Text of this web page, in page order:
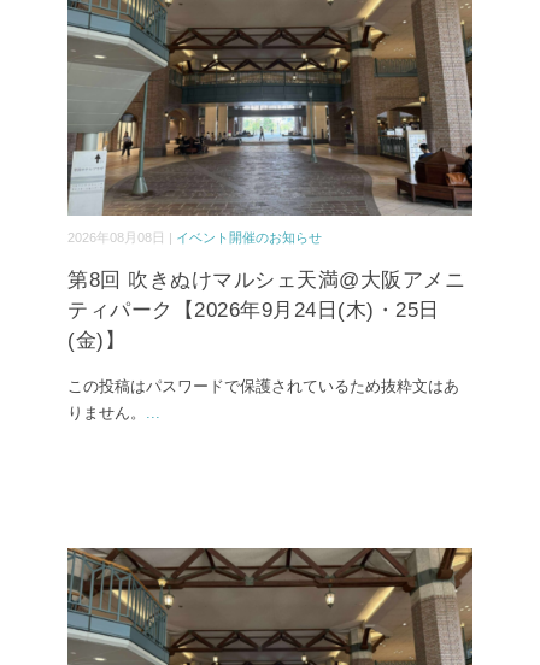
2026年08月08日 | イベント開催のお知らせ
第8回 吹きぬけマルシェ天満@大阪アメニ
ティパーク【2026年9月24日(木)・25日
(金)】
この投稿はパスワードで保護されているため抜粋文はあ
りません。